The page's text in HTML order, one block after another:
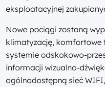
eksploatacyjnej
Nowe pociągi zostaną
klimatyzację, komfortowe
systemie odskokowo-
informacji wizualno-
ogólnodostępną sieć